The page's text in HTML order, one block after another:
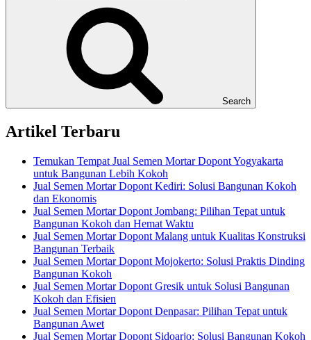
Search
Artikel Terbaru
Temukan Tempat Jual Semen Mortar Dopont Yogyakarta
untuk Bangunan Lebih Kokoh
Jual Semen Mortar Dopont Kediri: Solusi Bangunan Kokoh
dan Ekonomis
Jual Semen Mortar Dopont Jombang: Pilihan Tepat untuk
Bangunan Kokoh dan Hemat Waktu
Jual Semen Mortar Dopont Malang untuk Kualitas Konstruksi
Bangunan Terbaik
Jual Semen Mortar Dopont Mojokerto: Solusi Praktis Dinding
Bangunan Kokoh
Jual Semen Mortar Dopont Gresik untuk Solusi Bangunan
Kokoh dan Efisien
Jual Semen Mortar Dopont Denpasar: Pilihan Tepat untuk
Bangunan Awet
Jual Semen Mortar Dopont Sidoarjo: Solusi Bangunan Kokoh